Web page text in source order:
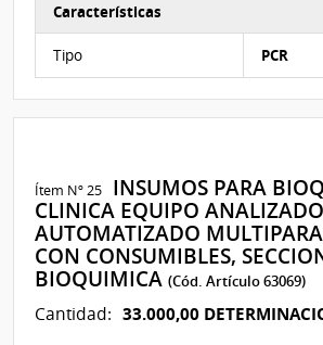
Características
Tipo PCR
Ítem Nº 25
INSUMOS PARA
CLINICA EQUIPO
AUTOMATIZADO
CON CONSUMIBLES,
BIOQUIMICA(Cód. Artículo 63069)
Cantidad: 33.000,00